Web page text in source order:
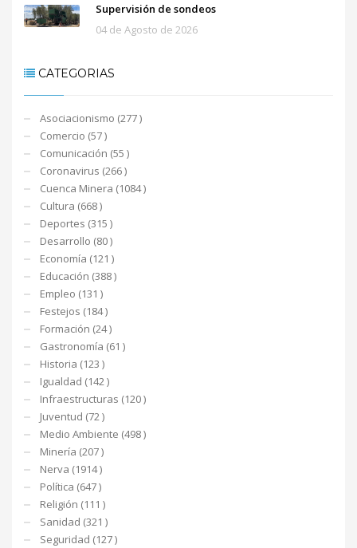
Supervisión de sondeos
04 de Agosto de 2026
CATEGORIAS
Asociacionismo (277 )
Comercio (57 )
Comunicación (55 )
Coronavirus (266 )
Cuenca Minera (1084 )
Cultura (668 )
Deportes (315 )
Desarrollo (80 )
Economía (121 )
Educación (388 )
Empleo (131 )
Festejos (184 )
Formación (24 )
Gastronomía (61 )
Historia (123 )
Igualdad (142 )
Infraestructuras (120 )
Juventud (72 )
Medio Ambiente (498 )
Minería (207 )
Nerva (1914 )
Política (647 )
Religión (111 )
Sanidad (321 )
Seguridad (127 )